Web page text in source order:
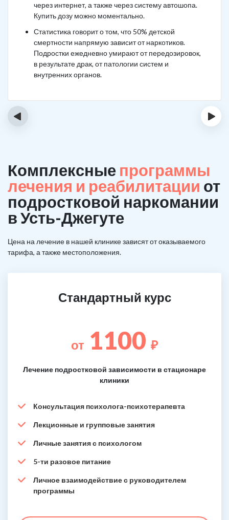
через интернет, а также через систему автошопа.
Купить дозу можно моментально.
Статистика говорит о том, что 50% детской
смертности напрямую зависит от наркотиков.
Подростки ежедневно умирают от передозировок,
в результате драк, от патологии систем и
внутренних органов.
‹ ›
Комплексные программы
лечения и реабилитации от
подростковой наркомании
в Усть-Джегуте
Цена на лечение в нашей клинике зависят от оказываемого
тарифа, а также местоположения.
Стандартный курс
от 1100 ₽
Лечение подростковой зависимости в стационаре
клиники
Консультация психолога-психотерапевта
Лекционные и групповые занятия
Личные занятия с психологом
5-ти разовое питание
Личное взаимодействие с руководителем
программы